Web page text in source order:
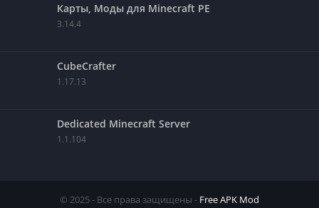
Карты, Моды для Minecraft PE
3.14.4
CubeCrafter
1.17.13
Dedicated Minecraft Server
1.1.104
© 2025 - Все права защищены - Free APK Mod